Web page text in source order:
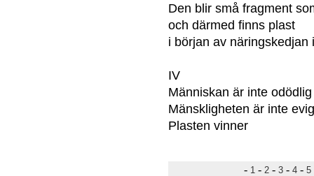
Den blir små fragment
och därmed finns plast
i början av näringskedjan
IV
Människan är inte odödlig
Mänskligheten är inte evig
Plasten vinner
-1 -2 -3 -4 -5